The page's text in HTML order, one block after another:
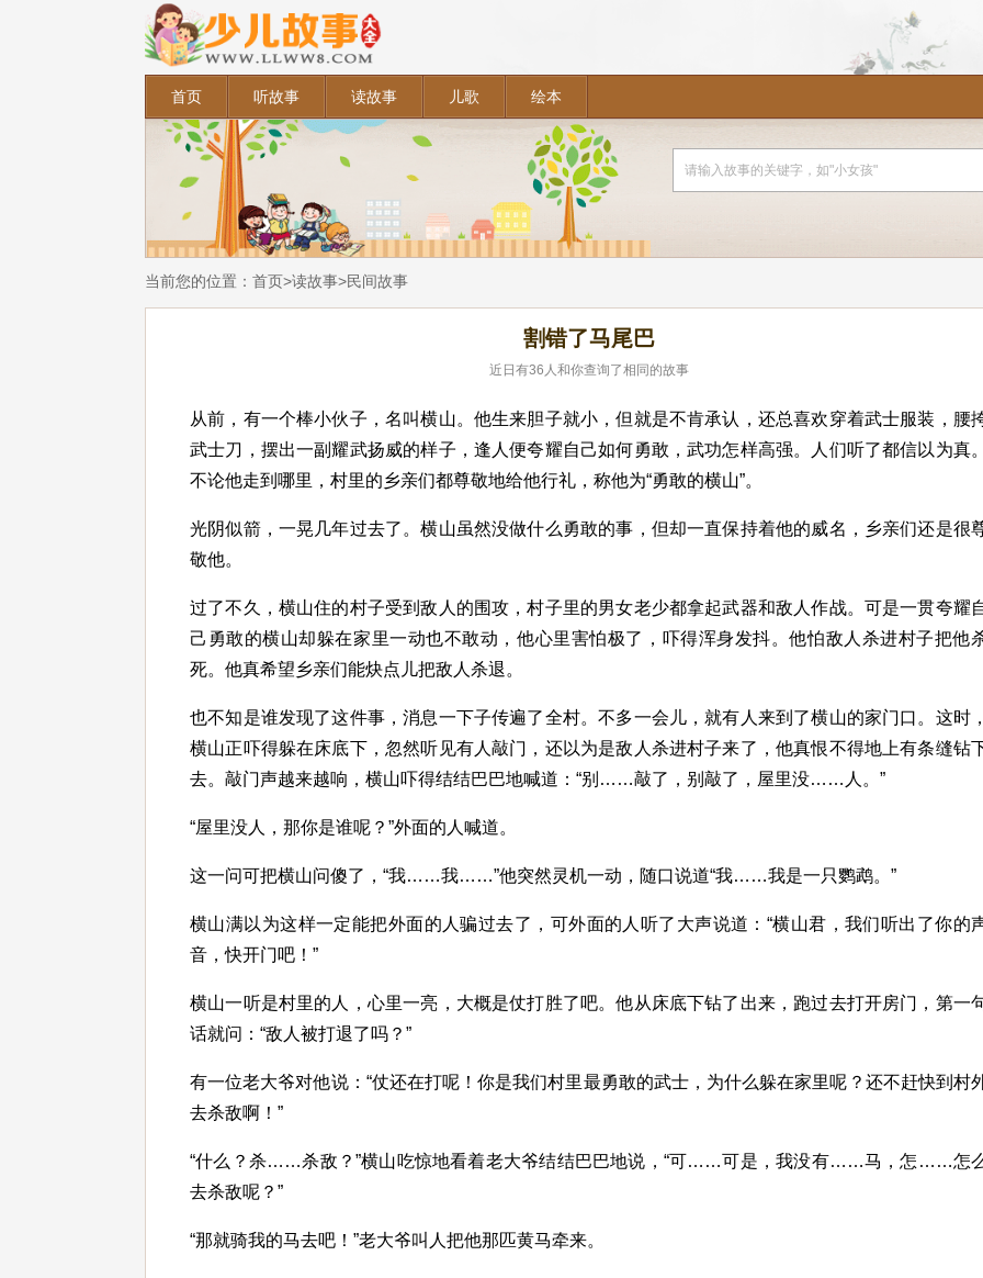
首页 听故事 读故事 儿歌 绘本
当前您的位置： 首页>读故事>民间故事
割错了马尾巴
近日有36 人和你查询了相同的故事
从前，有一个棒小伙子，名叫横山。他生来胆子就小，但就是不肯承认，还总喜欢穿着武士服装，腰
武士刀，摆出一副耀武扬威的样子，逢人便夸耀自己如何勇敢，武功怎样高强。人们听了都信以为真。
不论他走到哪里，村里的乡亲们都尊敬地给他行礼，称他为“勇敢的横山”。
光阴似箭，一晃几年过去了。横山虽然没做什么勇敢的事，但却一直保持着他的威名，乡亲们还是很
敬他。
过了不久，横山住的村子受到敌人的围攻，村子里的男女老少都拿起武器和敌人作战。可是一贯夸耀
己勇敢的横山却躲在家里一动也不敢动，他心里害怕极了，吓得浑身发抖。他怕敌人杀进村子把他
死。他真希望乡亲们能炔点儿把敌人杀退。
也不知是谁发现了这件事，消息一下子传遍了全村。不多一会儿，就有人来到了横山的家门口。这时，
横山正吓得躲在床底下，忽然听见有人敲门，还以为是敌人杀进村子来了，他真恨不得地上有条缝钻
去。敲门声越来越响，横山吓得结结巴巴地喊道：“别……敲了，别敲了，屋里没……人。”
“屋里没人，那你是谁呢？”外面的人喊道。
这一问可把横山问傻了，“我……我……”他突然灵机一动，随口说道“我……我是一只鹦鹉。”
横山满以为这样一定能把外面的人骗过去了，可外面的人听了大声说道：“横山君，我们听出了你的
音，快开门吧！”
横山一听是村里的人，心里一亮，大概是仗打胜了吧。他从床底下钻了出来，跑过去打开房门，第一
话就问：“敌人被打退了吗？”
有一位老大爷对他说：“仗还在打呢！你是我们村里最勇敢的武士，为什么躲在家里呢？还不赶快到村
去杀敌啊！”
“什么？杀……杀敌？”横山吃惊地看着老大爷结结巴巴地说，“可……可是，我没有……马，怎……怎
去杀敌呢？”
“那就骑我的马去吧！”老大爷叫人把他那匹黄马牵来。